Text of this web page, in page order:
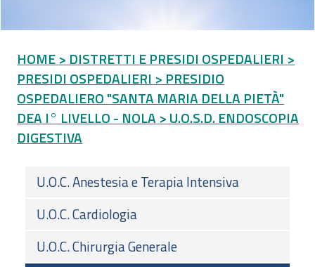
HOME > DISTRETTI E PRESIDI OSPEDALIERI >
PRESIDI OSPEDALIERI > PRESIDIO
OSPEDALIERO "SANTA MARIA DELLA PIETÀ"
DEA I° LIVELLO - NOLA > U.O.S.D. ENDOSCOPIA
DIGESTIVA
U.O.C. Anestesia e Terapia Intensiva
U.O.C. Cardiologia
U.O.C. Chirurgia Generale